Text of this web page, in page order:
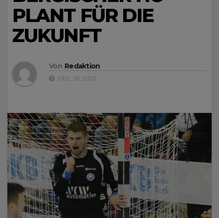
PLANT FÜR DIE
ZUKUNFT
Von Redaktion
DEZ. 30, 2020